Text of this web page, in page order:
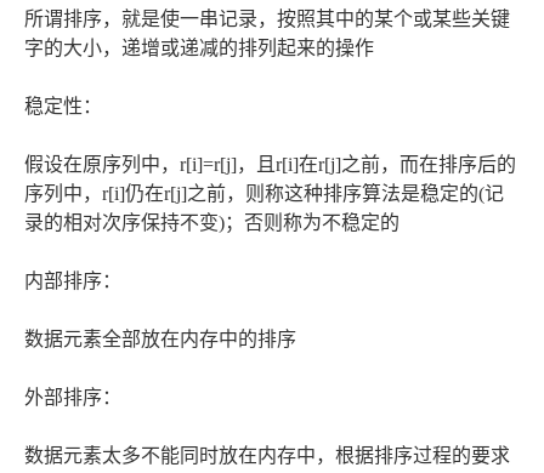
所谓排序，就是使一串记录，按照其中的某个或某些关键
字的大小，递增或递减的排列起来的操作
稳定性：
假设在原序列中，r[i]=r[j]，且r[i]在r[j]之前，而在排序后的
序列中，r[i]仍在r[j]之前，则称这种排序算法是稳定的(记
录的相对次序保持不变)；否则称为不稳定的
内部排序：
数据元素全部放在内存中的排序
外部排序：
数据元素太多不能同时放在内存中，根据排序过程的要求